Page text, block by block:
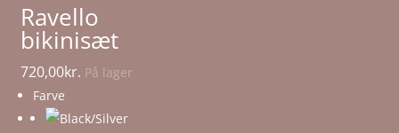
Ravello
bikinisæt
720,00kr. På lager
Farve